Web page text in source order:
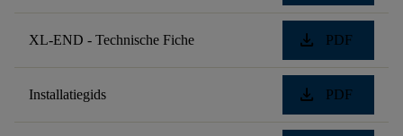
XL-END - Technische Fiche download PDF
Installatiegids download PDF